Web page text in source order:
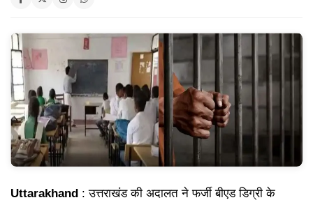
Uttarakhand : उत्तराखंड की अदालत ने फर्जी बीएड डिग्री के